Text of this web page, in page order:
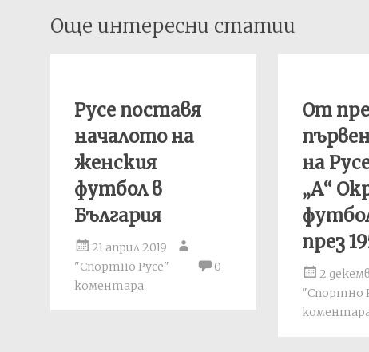
Post
navigation
Още интересни статии
Русе поставя
началото на
женския
футбол в
България
21 април 2019
"Спортно Русе"
0
коментара
От
на
„А“
през
2
"Спортно